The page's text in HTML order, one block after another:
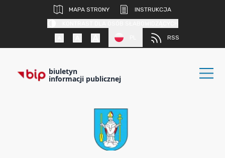
MAPA STRONY
INSTRUKCJA
RSS
biuletyn
informacji publicznej